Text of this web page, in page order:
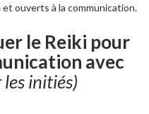
ouverts à la communication.
le Reiki pour
avec
les initiés)